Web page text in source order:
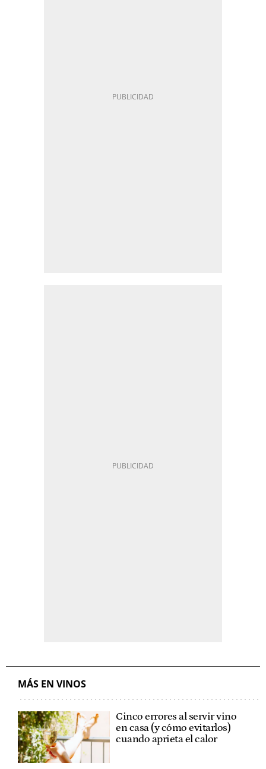
MÁS EN VINOS
Cinco errores al servir vino
en casa (y cómo evitarlos)
cuando aprieta el calor